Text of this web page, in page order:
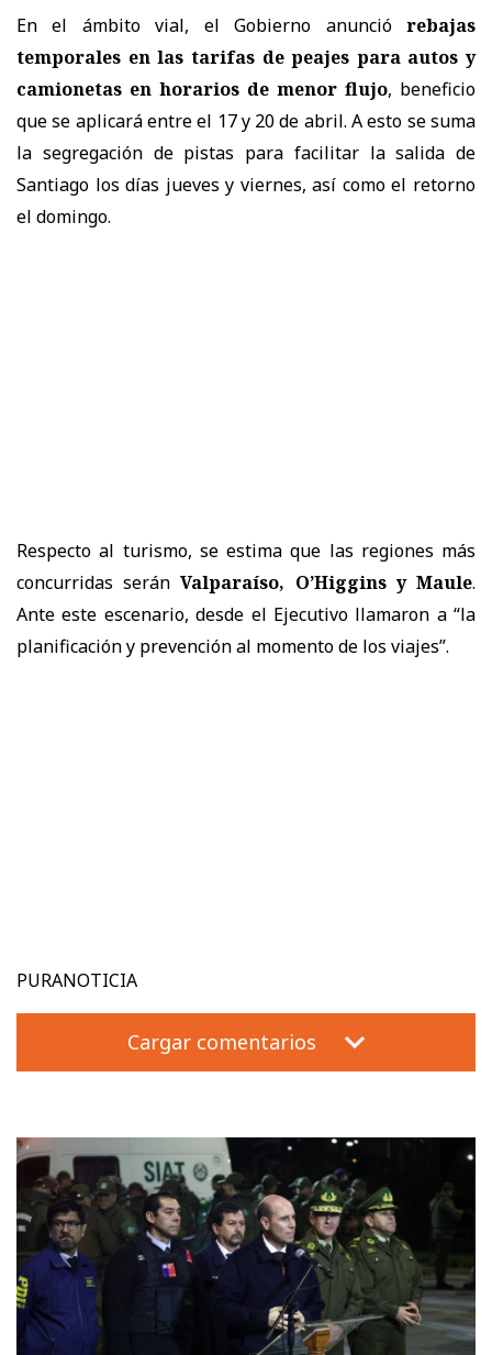
En el ámbito vial, el Gobierno anunció rebajas
temporales en las tarifas de peajes para autos y
camionetas en horarios de menor flujo, beneficio
que se aplicará entre el 17 y 20 de abril. A esto se suma
la segregación de pistas para facilitar la salida de
Santiago los días jueves y viernes, así como el retorno
el domingo.
Respecto al turismo, se estima que las regiones más
concurridas seránValparaíso, O’Higgins y Maule.
Ante este escenario, desde el Ejecutivo llamaron a “la
planificación y prevención al momento de los viajes”.
PURANOTICIA
Cargar comentarios